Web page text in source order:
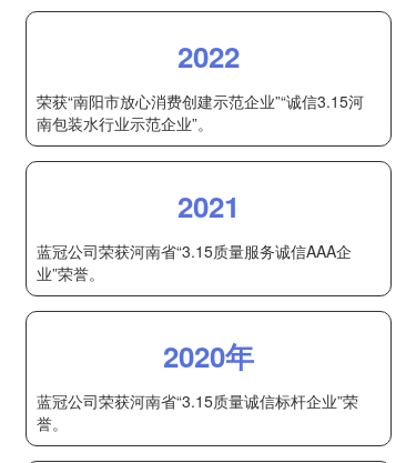
2022
荣获“南阳市放心消费创建示范企业”“诚信3.15河
南包装水行业示范企业”。
2021
蓝冠公司荣获河南省“3.15质量服务诚信AAA企
业”荣誉。
2020年
蓝冠公司荣获河南省“3.15质量诚信标杆企业”荣
誉。